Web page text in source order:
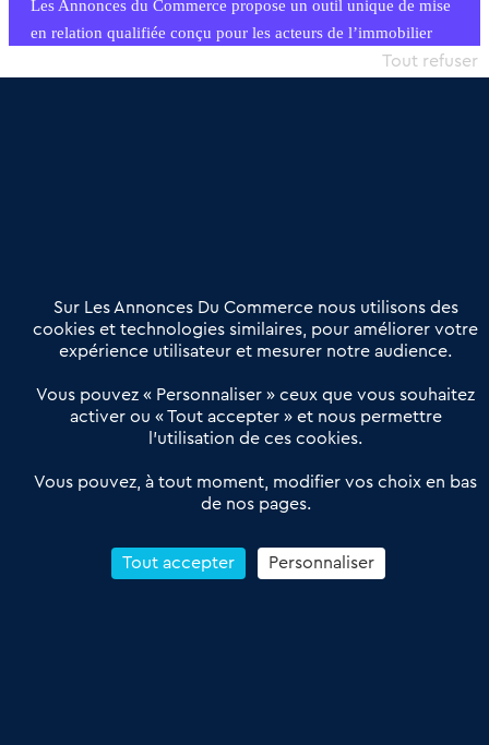
Les Annonces du Commerce propose un outil unique de mise
en relation qualifiée conçu pour les acteurs de l’immobilier
commercial et les collectivités territoriales, simple et intégrant
Offres Pro
Actualités
Qui sommes nous ?
Derniers articles
Réseau 3C : un partenaire national dédié aux transactions
Petitscommerces : Un partenariat au service du commerce de
proximité et des territoires
Reprendre un Restaurant Rapide
Sur Les Annonces Du Commerce nous utilisons des
cookies et technologies similaires, pour améliorer votre
expérience utilisateur et mesurer notre audience.
Vous pouvez « Personnaliser » ceux que vous souhaitez
activer ou « Tout accepter » et nous permettre
l’utilisation de ces cookies.
Vous pouvez, à tout moment, modifier vos choix en bas
de nos pages.
Tout accepter
Tout refuser
Personnaliser